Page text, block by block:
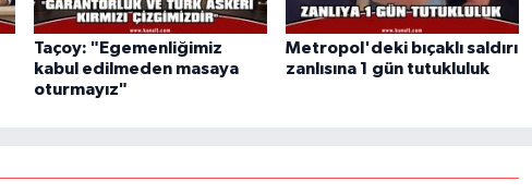
Taçoy: "Egemenliğimiz
kabul edilmeden masaya
oturmayız"
Metropol'deki bıçaklı saldırı
zanlısına 1 gün tutukluluk